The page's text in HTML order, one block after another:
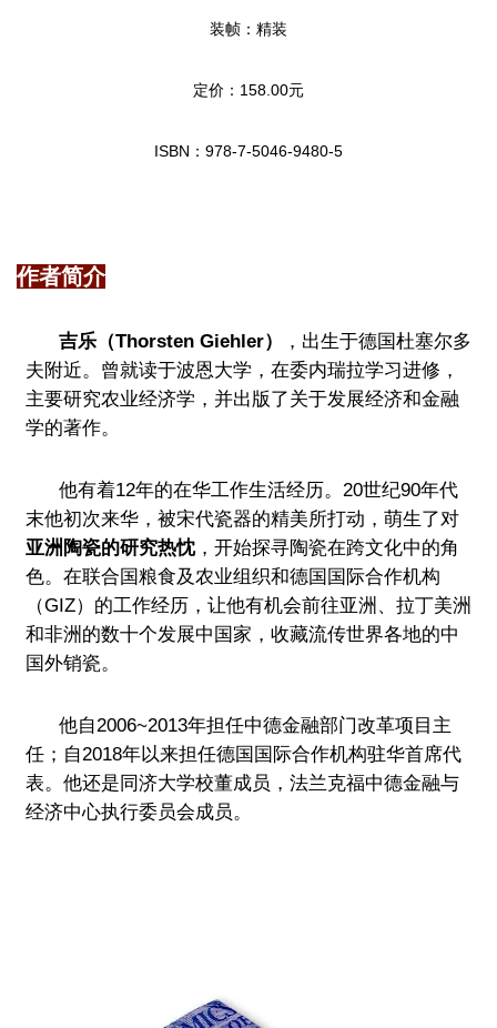
装帧：精装
定价：158.00元
ISBN：978-7-5046-9480-5
作者简介
吉乐（Thorsten Giehler）
，出生于德国杜塞尔多
夫附近。曾就读于波恩大学，在委内瑞拉学习进修，
主要研究农业经济学，并出版了关于发展经济和金融
学的著作。
他有着12年的在华工作生活经历。20世纪90年代
末他初次来华，被宋代瓷器的精美所打动，萌生了对
亚洲陶瓷的研究热忱，开始探寻陶瓷在跨文化中的角
色。在联合国粮食及农业组织和德国国际合作机构
（GIZ）的工作经历，让他有机会前往亚洲、拉丁美洲
和非洲的数十个发展中国家，收藏流传世界各地的中
国外销瓷。
他自2006~2013年担任中德金融部门改革项目主
任；自2018年以来担任德国国际合作机构驻华首席代
表。他还是同济大学校董成员，法兰克福中德金融与
经济中心执行委员会成员。